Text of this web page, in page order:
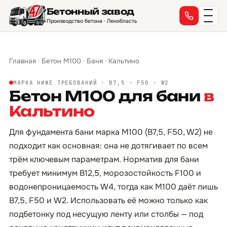
Бетонный завод
Производство бетона · Ленобласть
Главная · Бетон М100 · Баня · Кальтино
МАРКА НИЖЕ ТРЕБОВАНИЙ · B7,5 · F50 · W2
Бетон М100 для бани в
Кальтино
Для фундамента бани марка М100 (B7,5, F50, W2) не
подходит как основная: она не дотягивает по всем
трём ключевым параметрам. Норматив для бани
требует минимум B12,5, морозостойкость F100 и
водонепроницаемость W4, тогда как М100 даёт лишь
B7,5, F50 и W2. Использовать её можно только как
подбетонку под несущую ленту или столбы — под